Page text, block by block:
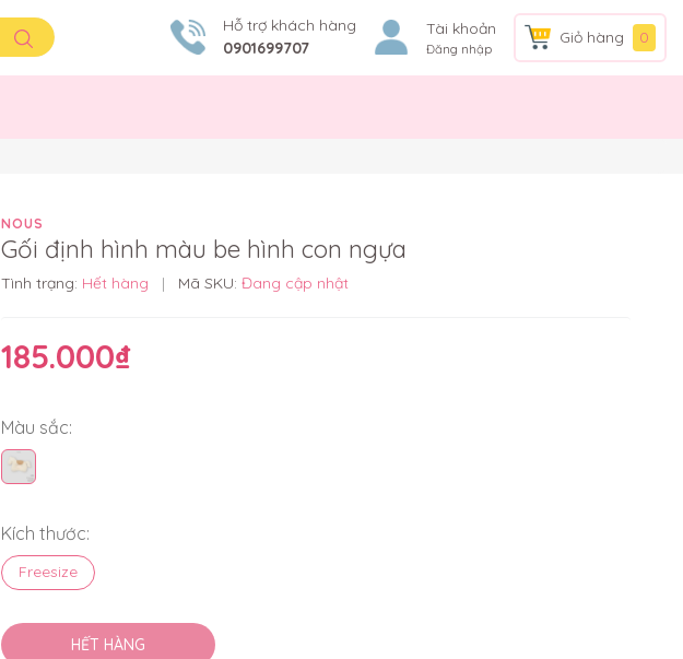
Hỗ trợ khách hàng
0901699707
Tài khoản
Đăng nhập
Giỏ hàng 0
NOUS
Gối định hình màu be hình con ngựa
Tình trạng: Hết hàng | Mã SKU: Đang cập nhật
185.000₫
Màu sắc:
Kích thước:
Freesize
HẾT HÀNG